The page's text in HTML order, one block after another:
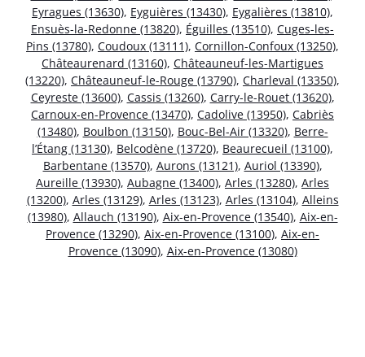
Eyragues (13630), Eyguières (13430), Eygalières (13810),
Ensuès-la-Redonne (13820), Éguilles (13510), Cuges-les-
Pins (13780), Coudoux (13111), Cornillon-Confoux (13250),
Châteaurenard (13160), Châteauneuf-les-Martigues
(13220), Châteauneuf-le-Rouge (13790), Charleval (13350),
Ceyreste (13600), Cassis (13260), Carry-le-Rouet (13620),
Carnoux-en-Provence (13470), Cadolive (13950), Cabriès
(13480), Boulbon (13150), Bouc-Bel-Air (13320), Berre-
l’Étang (13130), Belcodène (13720), Beaurecueil (13100),
Barbentane (13570), Aurons (13121), Auriol (13390),
Aureille (13930), Aubagne (13400), Arles (13280), Arles
(13200), Arles (13129), Arles (13123), Arles (13104), Alleins
(13980), Allauch (13190), Aix-en-Provence (13540), Aix-en-
Provence (13290), Aix-en-Provence (13100), Aix-en-
Provence (13090), Aix-en-Provence (13080)